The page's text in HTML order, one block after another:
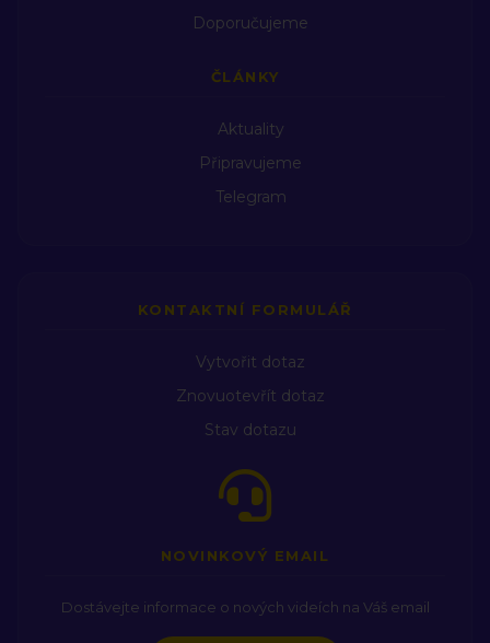
Doporučujeme
ČLÁNKY
Aktuality
Připravujeme
Telegram
KONTAKTNÍ FORMULÁŘ
Vytvořit dotaz
Znovuotevřít dotaz
Stav dotazu
NOVINKOVÝ EMAIL
Dostávejte informace o nových videích na Váš email